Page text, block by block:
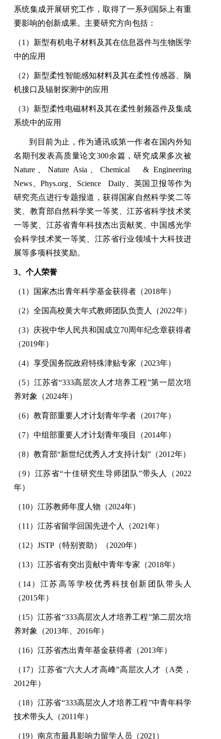
系统集成开展研究工作，取得了一系列国际上有重
要影响的创新成果。主要研究方向包括：
（1 ）新型有机电子材料及其在信息器件与生物医学
中的应用
（2）新型柔性智能感知材料及其在柔性传感器、脑
机接口及辐射探测中的应用
（3）新型柔性电磁材料及其在柔性射频器件及集成
系统中的应用
到目前为止，作为通讯或第一作者在国内外知
名期刊发表高质量论文300余篇，研究成果多次被
Nature
Nature Asia
Chemical & Engineering
News 、Phys.org Science Daily 、英国卫报等作为
研究亮点进行专题报道，获得国家自然科学奖二等
奖、教育部自然科学奖一等奖、江苏省科学技术奖
一等奖、江苏省青年科技杰出贡献奖、中国感光学
会科学技术奖一等奖、江苏省行业领域十大科技进
展等多项科技奖励。
3、个人荣誉
（1 ）国家杰出青年科学基金获得者（2018年）
（2）全国高校黄大年式教师团队负责人（2022年）
（3）庆祝中华人民共和国成立70周年纪念章获得者
（2019年）
（4）享受国务院政府特殊津贴专家（2023年）
（5）江苏省“333高层次人才培养工程”第一层次培
养对象（2024年）
（6）教育部重要人才计划青年学者（2017年）
（7）中组部重要人才计划青年项目（2014年）
（8）教育部“新世纪优秀人才支持计划 ” （2012年）
（9）江苏省“十佳研究生导师团队”带头人（ 2022
年）
（10）江苏教师年度人物（2024年）
（11 ）江苏省留学回国先进个人（2021年）
（12）JSTP（特别资助）（2020年）
（13）江苏省有突出贡献中青年专家（2018年）
（ 14 ）江苏高等学校优秀科技创新团队带头人
（2015年）
（15）江苏省“333高层次人才培养工程”第二层次培
养对象（2013年、 2016年）
（16）江苏省杰出青年基金获得者（2013年）
（ 17）江苏省“六大人才高峰”高层次人才（ A类，
2012年）
（18）江苏省“333高层次人才培养工程”中青年科学
技术带头人（2011年）
（19）南京市最具影响力留学人员（2021 ）